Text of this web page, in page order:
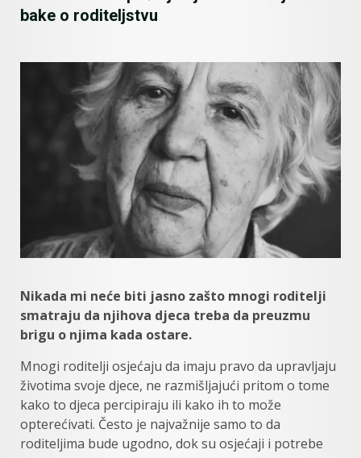
bake o roditeljstvu
Nikada mi neće biti jasno zašto mnogi roditelji
smatraju da njihova djeca treba da preuzmu
brigu o njima kada ostare.
Mnogi roditelji osjećaju da imaju pravo da upravljaju
životima svoje djece, ne razmišljajući pritom o tome
kako to djeca percipiraju ili kako ih to može
opterećivati. Često je najvažnije samo to da
roditeljima bude ugodno, dok su osjećaji i potrebe